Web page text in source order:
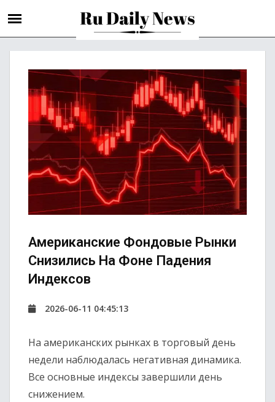
Американские Фондовые Рынки
Снизились На Фоне Падения
Индексов
2026-06-11 04:45:13
На американских рынках в торговый день
недели наблюдалась негативная динамика.
Все основные индексы завершили день
снижением.